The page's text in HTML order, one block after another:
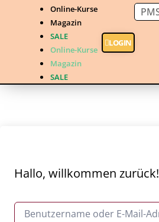
Online-Kurse
Magazin
SALE
Online-Kurse
Magazin
SALE
LOGIN
Hallo, willkommen zurück!